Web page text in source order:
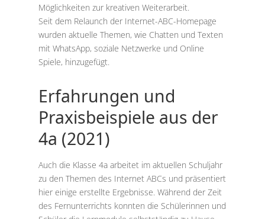
Möglichkeiten zur kreativen Weiterarbeit.
Seit dem Relaunch der Internet-ABC-Homepage
wurden aktuelle Themen, wie Chatten und Texten
mit WhatsApp, soziale Netzwerke und Online
Spiele, hinzugefügt.
Erfahrungen und
Praxisbeispiele aus der
4a (2021)
Auch die Klasse 4a arbeitet im aktuellen Schuljahr
zu den Themen des Internet ABCs und präsentiert
hier einige erstellte Ergebnisse. Während der Zeit
des Fernunterrichts konnten die Schülerinnen und